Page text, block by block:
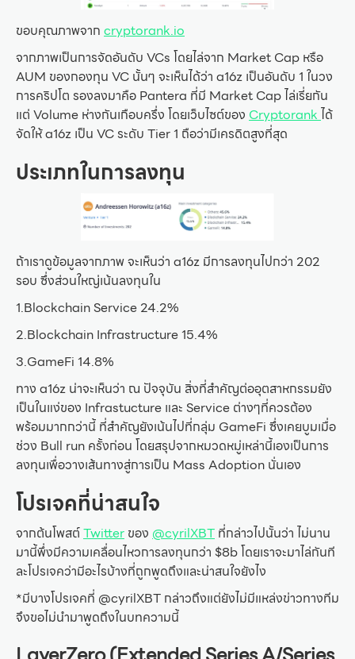
ขอบคุณภาพจาก cryptorank.io
จากภาพเป็นการจัดอันดับ VCs โดยไล่จาก Market Cap หรือ
AUM ของกองทุน VC นั้นๆ จะเห็นได้ว่า a16z เป็นอันดับ 1 ในวง
การคริปโต รองลงมาคือ Pantera ที่มี Market Cap ไล่เรี่ยกัน
แต่ Volume ห่างกันเกือบครึ่ง โดยเว็บไซต์ของ Cryptorankได้
จัดให้ a16z เป็น VC ระดับ Tier 1 ถือว่ามีเครดิตสูงที่สุด
ประเภทในการลงทุน
ถ้าเราดูข้อมูลจากภาพ จะเห็นว่า a16z มีการลงทุนไปกว่า 202
รอบ ซึ่งส่วนใหญ่เน้นลงทุนใน
1.Blockchain Service 24.2%
2.Blockchain Infrastructure 15.4%
3.GameFi 14.8%
ทาง a16z น่าจะเห็นว่า ณ ปัจจุบัน สิ่งที่สำคัญต่ออุตสาหกรรมยัง
เป็นในแง่ของ Infrastucture และ Service ต่างๆที่ควรต้อง
พร้อมมากกว่านี้ ที่สำคัญยังเน้นไปที่กลุ่ม GameFi ซึ่งเคยบูมเมื่อ
ช่วง Bull run ครั้งก่อน โดยสรุปจากหมวดหมู่เหล่านี้เองเป็นการ
ลงทุนเพื่อวางเส้นทางสู่การเป็น Mass Adoption นั่นเอง
โปรเจคที่น่าสนใจ
จากต้นโพสต์Twitter ของ @cyrilXBT ที่กล่าวไปนั้นว่า ไม่นาน
มานี้พึ่งมีความเคลื่อนไหวการลงทุนกว่า $8b โดยเราจะมาไล่กันที
ละโปรเจคว่ามีอะไรบ้างที่ถูกพูดถึงและน่าสนใจยังไง
*มีบางโปรเจคที่ @cyrilXBT กล่าวถึงแต่ยังไม่มีแหล่งข่าวทางทีม
จึงขอไม่นำมาพูดถึงในบทความนี้